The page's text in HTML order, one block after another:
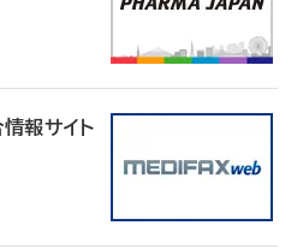
報サイト